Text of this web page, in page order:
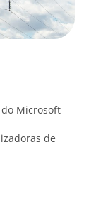
Microsoft
de